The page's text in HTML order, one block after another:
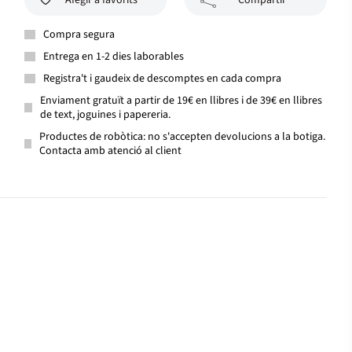
Compra segura
Entrega en 1-2 dies laborables
Registra't i gaudeix de descomptes en cada compra
Enviament gratuït a partir de 19€ en llibres i de 39€ en llibres
de text, joguines i papereria.
Productes de robòtica: no s'accepten devolucions a la botiga.
Contacta amb atenció al client